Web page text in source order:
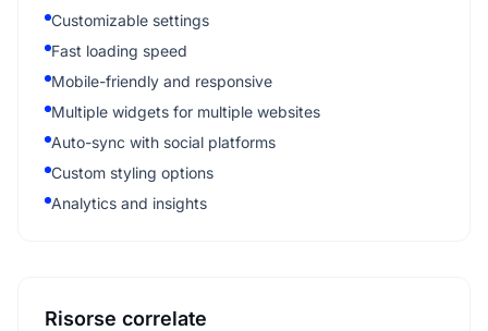
Customizable settings
Fast loading speed
Mobile-friendly and responsive
Multiple widgets for multiple websites
Auto-sync with social platforms
Custom styling options
Analytics and insights
Risorse correlate